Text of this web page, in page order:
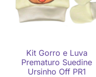
Kit Gorro e Luva
Prematuro Suedine
Ursinho Off PR1